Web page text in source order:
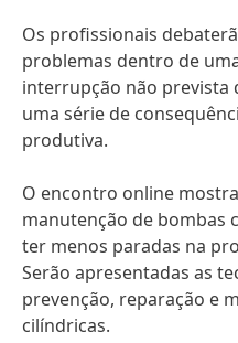
Os profissionais
problemas dentro de
interrupção não prevista
uma série de
produtiva.
O encontro online
manutenção de bombas
ter menos paradas na
Serão apresentadas as
prevenção, reparação e
cilíndricas.